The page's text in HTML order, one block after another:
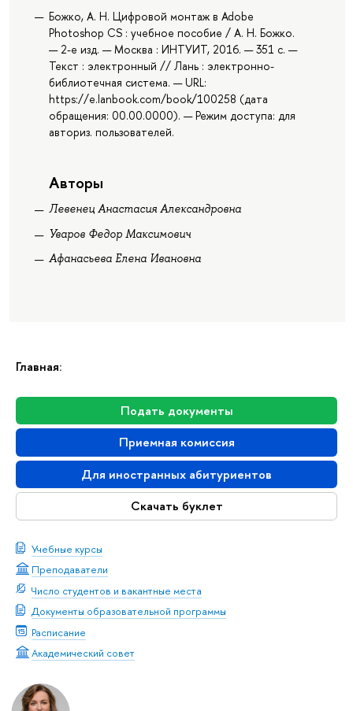
Главная:
Подать документы
Приемная комиссия
Для иностранных абитуриентов
Скачать буклет
Учебные курсы
Преподаватели
Число студентов и вакантные места
Документы образовательной программы
Расписание
Академический совет
Божко, А. Н. Цифровой монтаж в Adobe
Photoshop CS : учебное пособие / А. Н. Божко.
— 2-е изд. — Москва : ИНТУИТ, 2016. — 351 с. —
Текст : электронный // Лань : электронно-
библиотечная система. — URL:
https://e.lanbook.com/book/100258 (дата
обращения: 00.00.0000). — Режим доступа: для
авториз. пользователей.
Авторы
Левенец Анастасия Александровна
Уваров Федор Максимович
Афанасьева Елена Ивановна